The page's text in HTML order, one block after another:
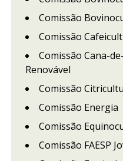
Comissão
Comissão
Comissão Cana-
Renovável
Comissão
Comissão Energia
Comissão
Comissão FAESP